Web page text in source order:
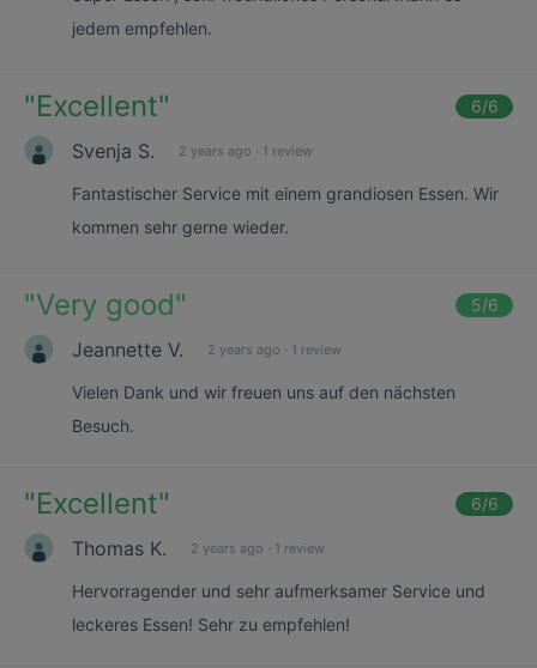
jedem empfehlen.
"Excellent" 6/6
Svenja S. 2 years ago · 1 review
Fantastischer Service mit einem grandiosen Essen. Wir
kommen sehr gerne wieder.
"Very good" 5/6
Jeannette V. 2 years ago · 1 review
Vielen Dank und wir freuen uns auf den nächsten
Besuch.
"Excellent" 6/6
Thomas K. 2 years ago · 1 review
Hervorragender und sehr aufmerksamer Service und
leckeres Essen! Sehr zu empfehlen!